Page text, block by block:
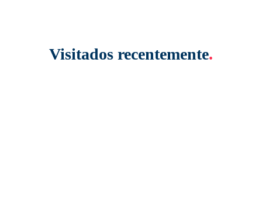
Visitados recentemente.